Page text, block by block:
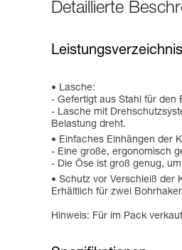
Detaillierte
Leistungsverzeichnis
Lasche:
- Gefertigt aus Stahl für den
- Lasche mit
Belastung dreht.
Einfaches Einhängen der
- Eine große, ergonomisch
- Die Öse ist groß genug,
Schutz vor Verschleiß der
Erhältlich für zwei
Hinweis: Für im Pack